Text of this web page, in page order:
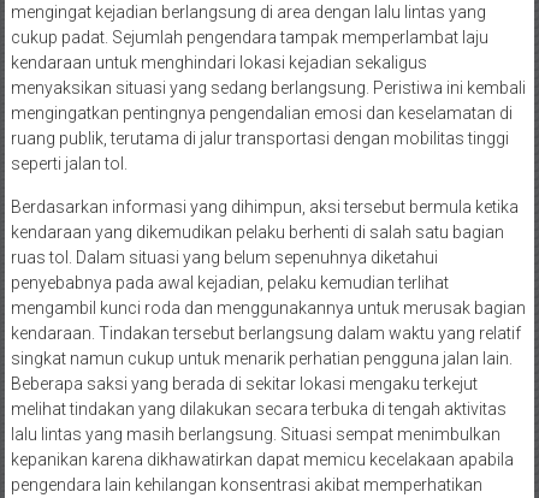
mengingat kejadian berlangsung di area dengan lalu lintas yang
cukup padat. Sejumlah pengendara tampak memperlambat laju
kendaraan untuk menghindari lokasi kejadian sekaligus
menyaksikan situasi yang sedang berlangsung. Peristiwa ini kembali
mengingatkan pentingnya pengendalian emosi dan keselamatan di
ruang publik, terutama di jalur transportasi dengan mobilitas tinggi
seperti jalan tol.
Berdasarkan informasi yang dihimpun, aksi tersebut bermula ketika
kendaraan yang dikemudikan pelaku berhenti di salah satu bagian
ruas tol. Dalam situasi yang belum sepenuhnya diketahui
penyebabnya pada awal kejadian, pelaku kemudian terlihat
mengambil kunci roda dan menggunakannya untuk merusak bagian
kendaraan. Tindakan tersebut berlangsung dalam waktu yang relatif
singkat namun cukup untuk menarik perhatian pengguna jalan lain.
Beberapa saksi yang berada di sekitar lokasi mengaku terkejut
melihat tindakan yang dilakukan secara terbuka di tengah aktivitas
lalu lintas yang masih berlangsung. Situasi sempat menimbulkan
kepanikan karena dikhawatirkan dapat memicu kecelakaan apabila
pengendara lain kehilangan konsentrasi akibat memperhatikan